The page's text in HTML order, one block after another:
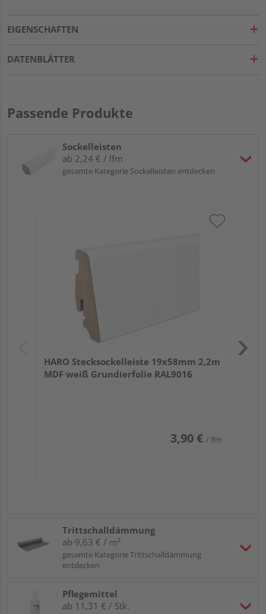
EIGENSCHAFTEN
DATENBLÄTTER
Passende Produkte
Sockelleisten
ab 2,24 € / lfm
gesamte Kategorie Sockelleisten entdecken
HARO Stecksockelleiste 19x58mm 2,2m
MDF weiß Grundierfolie RAL9016
3,90 € / lfm
Trittschalldämmung
ab 9,63 € / m²
gesamte Kategorie Trittschalldämmung
entdecken
Pflegemittel
ab 11,31 € / Stk.